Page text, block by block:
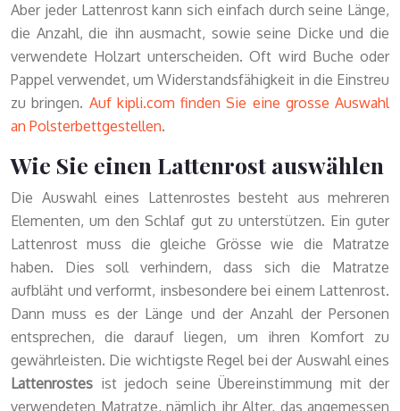
Aber jeder Lattenrost kann sich einfach durch seine Länge,
die Anzahl, die ihn ausmacht, sowie seine Dicke und die
verwendete Holzart unterscheiden. Oft wird Buche oder
Pappel verwendet, um Widerstandsfähigkeit in die Einstreu
zu bringen. Auf kipli.com finden Sie eine grosse Auswahl
an Polsterbettgestellen.
Wie Sie einen Lattenrost auswählen
Die Auswahl eines Lattenrostes besteht aus mehreren
Elementen, um den Schlaf gut zu unterstützen. Ein guter
Lattenrost muss die gleiche Grösse wie die Matratze
haben. Dies soll verhindern, dass sich die Matratze
aufbläht und verformt, insbesondere bei einem Lattenrost.
Dann muss es der Länge und der Anzahl der Personen
entsprechen, die darauf liegen, um ihren Komfort zu
gewährleisten. Die wichtigste Regel bei der Auswahl eines
Lattenrostes ist jedoch seine Übereinstimmung mit der
verwendeten Matratze, nämlich ihr Alter, das angemessen